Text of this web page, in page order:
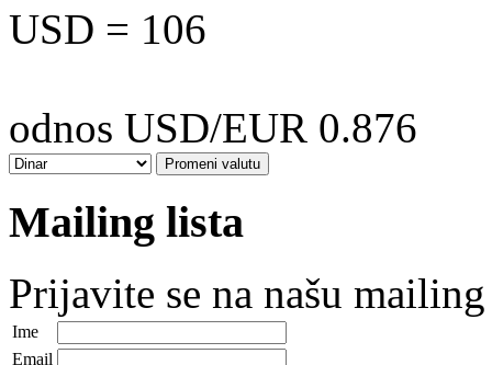
USD = 106
odnos USD/EUR 0.876
Mailing lista
Prijavite se na našu
Ime
Email